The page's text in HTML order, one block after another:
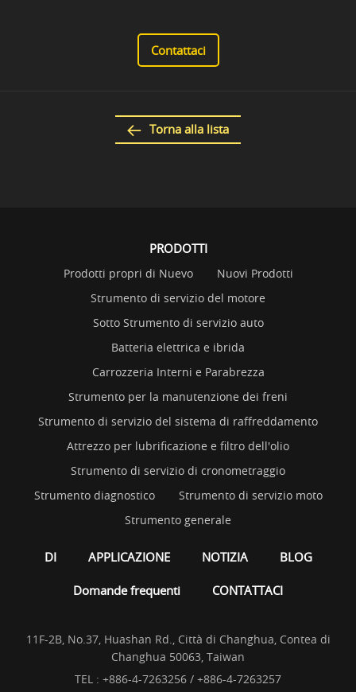
Contattaci
Torna alla lista
PRODOTTI
Prodotti propri di Nuevo
Nuovi Prodotti
Strumento di servizio del motore
Sotto Strumento di servizio auto
Batteria elettrica e ibrida
Carrozzeria Interni e Parabrezza
Strumento per la manutenzione dei freni
Strumento di servizio del sistema di raffreddamento
Attrezzo per lubrificazione e filtro dell'olio
Strumento di servizio di cronometraggio
Strumento diagnostico
Strumento di servizio moto
Strumento generale
DI APPLICAZIONE NOTIZIA BLOG
Domande frequenti CONTATTACI
11F-2B, No.37, Huashan Rd., Città di Changhua, Contea di
Changhua 50063, Taiwan
TEL : +886-4-7263256 / +886-4-7263257